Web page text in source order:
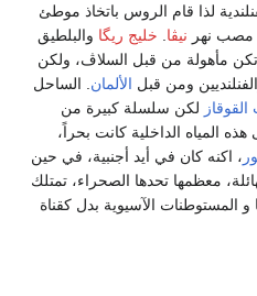
لذا قام الروس باتخاذ موطئ
مصب نهر نيڤا خليج ريگا والبلطيق
تكن مأهولة من قبل السلاڤ، ولكن
ومن قبل الألمان . الساحل
لكن سلسلة كبيرة من
المياه الداخلية كانت بحراً،
، اكنه كان في أيد أجنبية، في حين
معظمها تحدها الصحراء، تمتلك
المستوطنات الآسيوية بدل كقناة